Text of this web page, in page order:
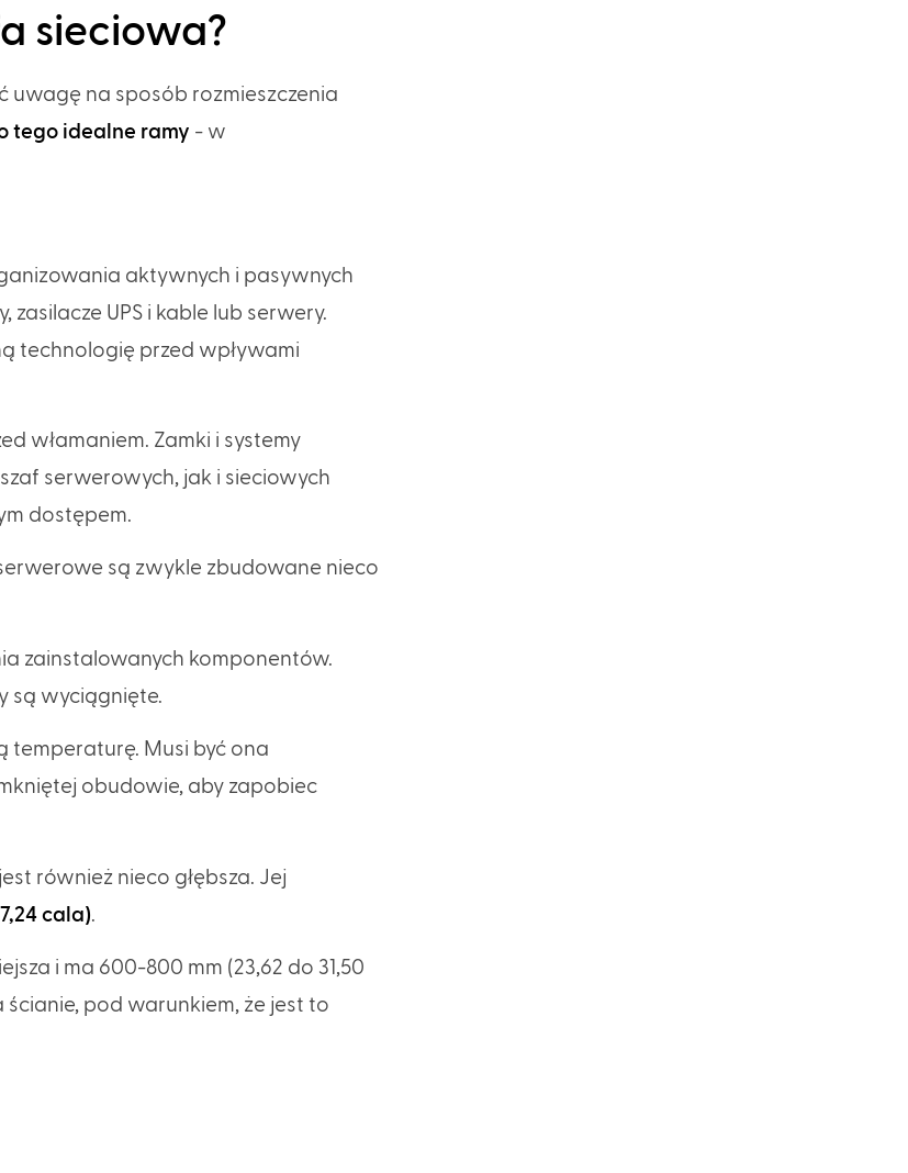
sieciowa?
uwagę na sposób rozmieszczenia
tego idealne ramy - w
aktywnych i pasywnych
UPS i kable lub serwery.
technologię przed wpływami
włamaniem. Zamki i systemy
serwerowych, jak i sieciowych
dostępem.
są zwykle zbudowane nieco
zainstalowanych komponentów.
są wyciągnięte.
temperaturę. Musi być ona
obudowie, aby zapobiec
również nieco głębsza. Jej
cala).
i ma 600-800 mm (23,62 do 31,50
pod warunkiem, że jest to